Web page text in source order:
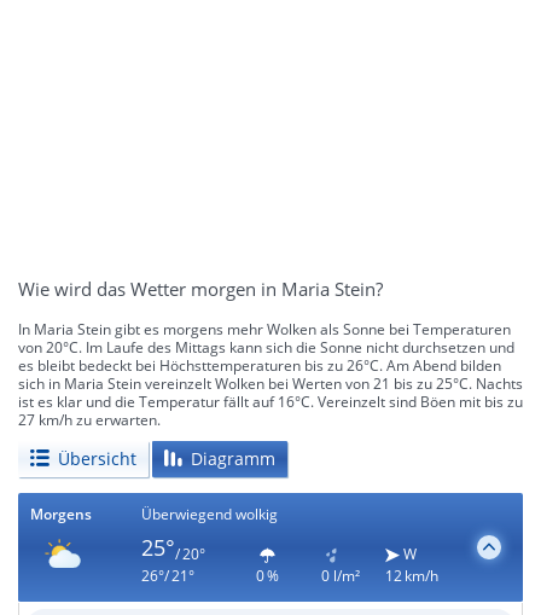
Wie wird das Wetter morgen in Maria Stein?
In Maria Stein gibt es morgens mehr Wolken als Sonne bei Temperaturen
von 20°C. Im Laufe des Mittags kann sich die Sonne nicht durchsetzen und
es bleibt bedeckt bei Höchsttemperaturen bis zu 26°C. Am Abend bilden
sich in Maria Stein vereinzelt Wolken bei Werten von 21 bis zu 25°C. Nachts
ist es klar und die Temperatur fällt auf 16°C. Vereinzelt sind Böen mit bis zu
27 km/h zu erwarten.
Übersicht Diagramm
Morgens Überwiegend wolkig
25°/ 20°
26°/ 21°
0 % 0 l/m²
W
12 km/h